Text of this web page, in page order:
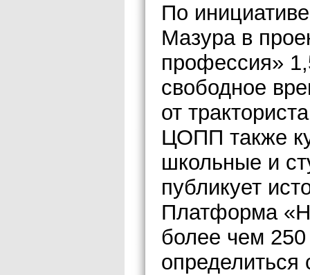
По
Мазура в
профессия»
свободное
от
ЦОПП также
школьные и
публикует
Платформа
более чем